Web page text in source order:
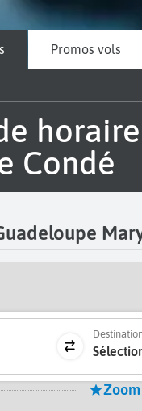
Promos vols
Condé
Zoom